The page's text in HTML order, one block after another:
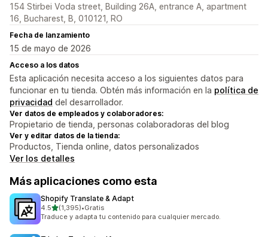
154 Stirbei Voda street, Building 26A, entrance A, apartment
16, Bucharest, B, 010121, RO
Fecha de lanzamiento
15 de mayo de 2026
Acceso a los datos
Esta aplicación necesita acceso a los siguientes datos para
funcionar en tu tienda. Obtén más información en la política de
privacidad del desarrollador.
Ver datos de empleados y colaboradores:
Propietario de tienda, personas colaboradoras del blog
Ver y editar datos de la tienda:
Productos, Tienda online, datos personalizados
Ver los detalles
Más aplicaciones como esta
Shopify Translate & Adapt
4.5de 5 estrellas
(1,395)
1395 reseñas en total
•Gratis
Traduce y adapta tu contenido para cualquier mercado.